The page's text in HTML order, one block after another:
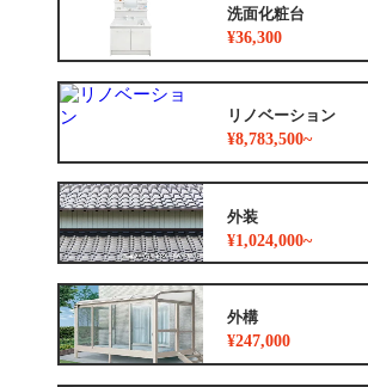
洗面化粧台
¥36,300
リノベーション
¥8,783,500~
外装
¥1,024,000~
外構
¥247,000